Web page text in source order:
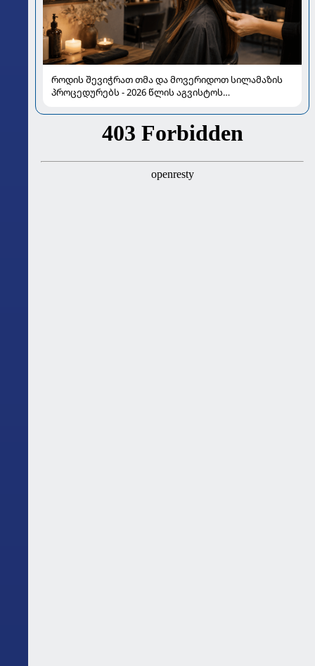
როდის შევიჭრათ თმა და მოვერიდოთ სილამაზის
პროცედურებს - 2026 წლის აგვისტოს